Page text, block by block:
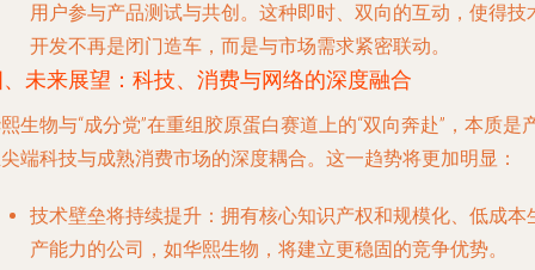
用户参与产品测试与共创。这种即时、双向的互动，使得技
开发不再是闭门造车，而是与市场需求紧密联动。
未来展望：科技、消费与网络的深度融合
生物与“成分党”在重组胶原蛋白赛道上的“双向奔赴”，本质是
端科技与成熟消费市场的深度耦合。这一趋势将更加明显：
技术壁垒将持续提升 ：拥有核心知识产权和规模化、低成本
产能力的公司，如华熙生物，将建立更稳固的竞争优势。